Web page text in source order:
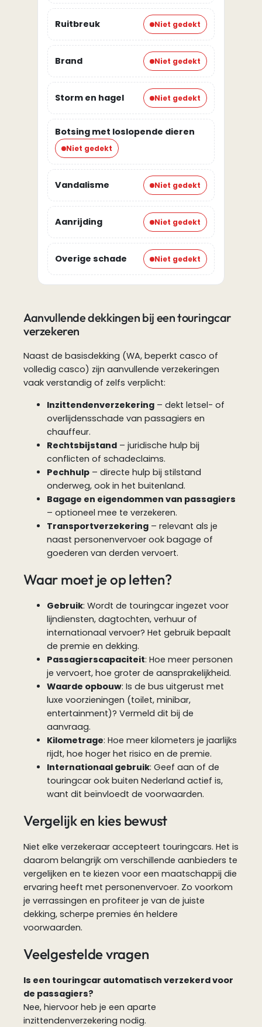
Ruitbreuk Niet gedekt
Brand Niet gedekt
Storm en hagel Niet gedekt
Botsing met loslopende dieren
Niet gedekt
Vandalisme Niet gedekt
Aanrijding Niet gedekt
Overige schade Niet gedekt
Aanvullende dekkingen bij een touringcar
verzekeren
Naast de basisdekking (WA, beperkt casco of
volledig casco) zijn aanvullende verzekeringen
vaak verstandig of zelfs verplicht:
Inzittendenverzekering – dekt letsel- of
overlijdensschade van passagiers en
chauffeur.
Rechtsbijstand – juridische hulp bij
conflicten of schadeclaims.
Pechhulp – directe hulp bij stilstand
onderweg, ook in het buitenland.
Bagage en eigendommen van passagiers
– optioneel mee te verzekeren.
Transportverzekering – relevant als je
naast personenvervoer ook bagage of
goederen van derden vervoert.
Waar moet je op letten?
Gebruik: Wordt de touringcar ingezet voor
lijndiensten, dagtochten, verhuur of
internationaal vervoer? Het gebruik bepaalt
de premie en dekking.
Passagierscapaciteit: Hoe meer personen
je vervoert, hoe groter de aansprakelijkheid.
Waarde opbouw: Is de bus uitgerust met
luxe voorzieningen (toilet, minibar,
entertainment)? Vermeld dit bij de
aanvraag.
Kilometrage: Hoe meer kilometers je jaarlijks
rijdt, hoe hoger het risico en de premie.
Internationaal gebruik: Geef aan of de
touringcar ook buiten Nederland actief is,
want dit beïnvloedt de voorwaarden.
Vergelijk en kies bewust
Niet elke verzekeraar accepteert touringcars. Het is
daarom belangrijk om verschillende aanbieders te
vergelijken en te kiezen voor een maatschappij die
ervaring heeft met personenvervoer. Zo voorkom
je verrassingen en profiteer je van de juiste
dekking, scherpe premies én heldere
voorwaarden.
Veelgestelde vragen
Is een touringcar automatisch verzekerd voor
de passagiers?
Nee, hiervoor heb je een aparte
inzittendenverzekering nodig.